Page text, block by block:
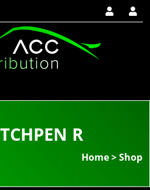
R
Home>Shop